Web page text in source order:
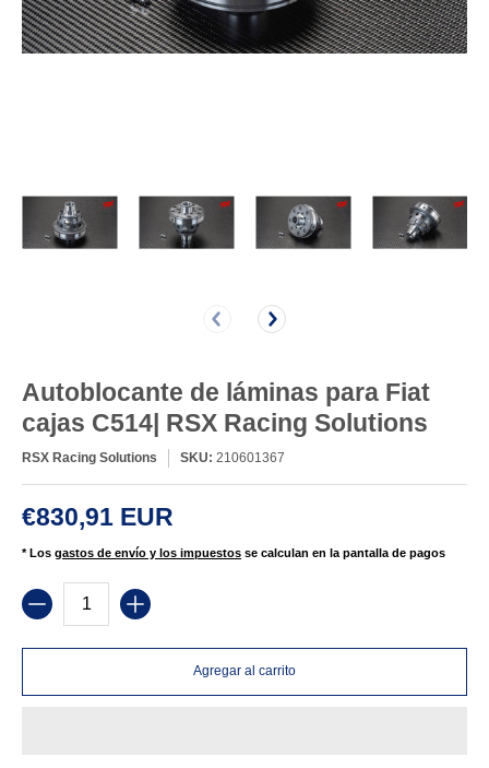
Autoblocante de láminas para Fiat
cajas C514| RSX Racing Solutions
RSX Racing Solutions SKU: 210601367
€830,91 EUR
* Los gastos de envío y los impuestos se calculan en la pantalla de pagos
Cantidad
Agregar al carrito